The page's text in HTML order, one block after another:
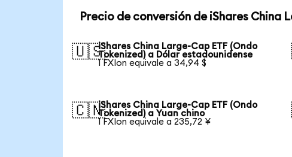
Precio de conversión de iShares China
🇺🇸iShares China Large-Cap ETF (Ondo
Tokenized) a Dólar estadounidense
1 FXIon equivale a 34,94 $
🇨🇳iShares China Large-Cap ETF (Ondo
Tokenized) a Yuan chino
1 FXIon equivale a 235,72 ¥